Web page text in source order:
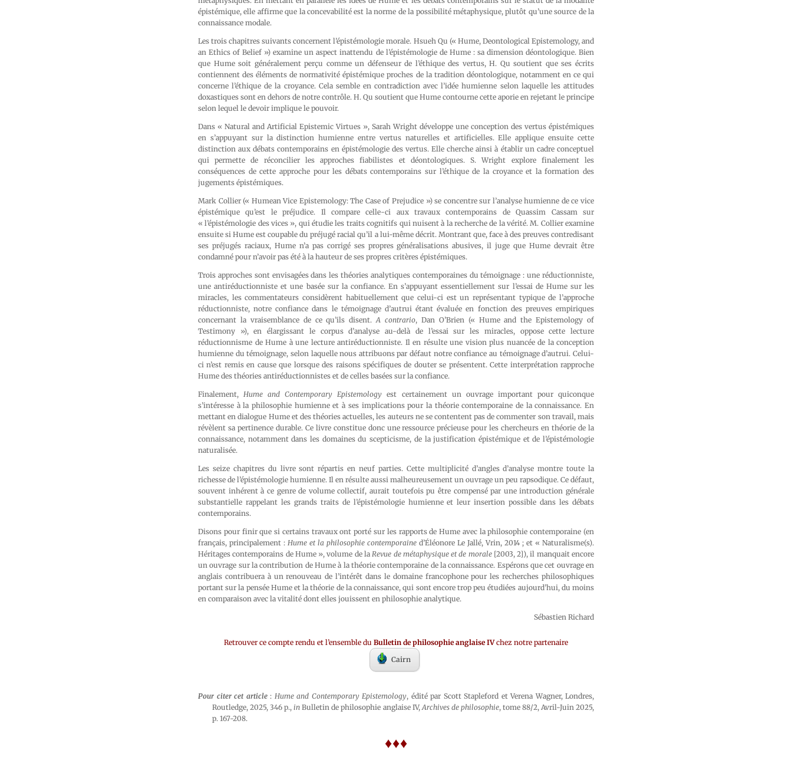
épistémique, elle affirme que la concevabilité est la norme de la possibilité métaphysique, plutôt qu’une source de la
connaissance modale.
Les trois chapitres suivants concernent l’épistémologie morale. Hsueh Qu (« Hume, Deontological Epistemology, and
an Ethics of Belief ») examine un aspect inattendu de l’épistémologie de Hume : sa dimension déontologique. Bien
que Hume soit généralement perçu comme un défenseur de l’éthique des vertus, H. Qu soutient que ses écrits
contiennent des éléments de normativité épistémique proches de la tradition déontologique, notamment en ce qui
concerne l’éthique de la croyance. Cela semble en contradiction avec l’idée humienne selon laquelle les attitudes
doxastiques sont en dehors de notre contrôle. H. Qu soutient que Hume contourne cette aporie en rejetant le principe
selon lequel le devoir implique le pouvoir.
Dans « Natural and Artificial Epistemic Virtues », Sarah Wright développe une conception des vertus épistémiques
en s’appuyant sur la distinction humienne entre vertus naturelles et artificielles. Elle applique ensuite cette
distinction aux débats contemporains en épistémologie des vertus. Elle cherche ainsi à établir un cadre conceptuel
qui permette de réconcilier les approches fiabilistes et déontologiques. S. Wright explore finalement les
conséquences de cette approche pour les débats contemporains sur l’éthique de la croyance et la formation des
jugements épistémiques.
Mark Collier (« Humean Vice Epistemology: The Case of Prejudice ») se concentre sur l’analyse humienne de ce vice
épistémique qu’est le préjudice. Il compare celle-ci aux travaux contemporains de Quassim Cassam sur
« l’épistémologie des vices », qui étudie les traits cognitifs qui nuisent à la recherche de la vérité. M. Collier examine
ensuite si Hume est coupable du préjugé racial qu’il a lui-même décrit. Montrant que, face à des preuves contredisant
ses préjugés raciaux, Hume n’a pas corrigé ses propres généralisations abusives, il juge que Hume devrait être
condamné pour n’avoir pas été à la hauteur de ses propres critères épistémiques.
Trois approches sont envisagées dans les théories analytiques contemporaines du témoignage : une réductionniste,
une antiréductionniste et une basée sur la confiance. En s’appuyant essentiellement sur l’essai de Hume sur les
miracles, les commentateurs considèrent habituellement que celui-ci est un représentant typique de l’approche
réductionniste, notre confiance dans le témoignage d’autrui étant évaluée en fonction des preuves empiriques
concernant la vraisemblance de ce qu’ils disent. A contrario, Dan O’Brien (« Hume and the Epistemology of
Testimony »), en élargissant le corpus d’analyse au-delà de l’essai sur les miracles, oppose cette lecture
réductionnisme de Hume à une lecture antiréductionniste. Il en résulte une vision plus nuancée de la conception
humienne du témoignage, selon laquelle nous attribuons par défaut notre confiance au témoignage d’autrui. Celui-
ci n’est remis en cause que lorsque des raisons spécifiques de douter se présentent. Cette interprétation rapproche
Hume des théories antiréductionnistes et de celles basées sur la confiance.
Finalement,Hume and Contemporary Epistemology est certainement un ouvrage important pour quiconque
s’intéresse à la philosophie humienne et à ses implications pour la théorie contemporaine de la connaissance. En
mettant en dialogue Hume et des théories actuelles, les auteurs ne se contentent pas de commenter son travail, mais
révèlent sa pertinence durable. Ce livre constitue donc une ressource précieuse pour les chercheurs en théorie de la
connaissance, notamment dans les domaines du scepticisme, de la justification épistémique et de l’épistémologie
naturalisée.
Les seize chapitres du livre sont répartis en neuf parties. Cette multiplicité d’angles d’analyse montre toute la
richesse de l’épistémologie humienne. Il en résulte aussi malheureusement un ouvrage un peu rapsodique. Ce défaut,
souvent inhérent à ce genre de volume collectif, aurait toutefois pu être compensé par une introduction générale
substantielle rappelant les grands traits de l’épistémologie humienne et leur insertion possible dans les débats
contemporains.
Disons pour finir que si certains travaux ont porté sur les rapports de Hume avec la philosophie contemporaine (en
français, principalement : Hume et la philosophie contemporaine d’Éléonore Le Jallé, Vrin, 2014 ; et « Naturalisme(s).
Héritages contemporains de Hume », volume de laRevue de métaphysique et de morale[2003, 2]), il manquait encore
un ouvrage sur la contribution de Hume à la théorie contemporaine de la connaissance. Espérons que cet ouvrage en
anglais contribuera à un renouveau de l’intérêt dans le domaine francophone pour les recherches philosophiques
portant sur la pensée Hume et la théorie de la connaissance, qui sont encore trop peu étudiées aujourd’hui, du moins
en comparaison avec la vitalité dont elles jouissent en philosophie analytique.
Sébastien Richard
Retrouver ce compte rendu et l’ensemble du Bulletin de philosophie anglaise IVchez notre partenaire
Cairn
Pour citer cet article: Hume and Contemporary Epistemology, édité par Scott Stapleford et Verena Wagner, Londres,
Routledge, 2025, 346 p.,in Bulletin de philosophie anglaise IV,Archives de philosophie, tome 88/2, Avril-Juin 2025,
p. 167-208.
♦♦♦